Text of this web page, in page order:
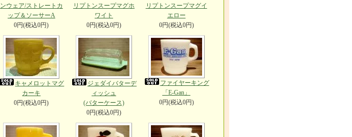
ンウェア/ストレートカ
ップ＆ソーサーA
0円(税込0円)
リプトンスープマグホ
ワイト
0円(税込0円)
リプトンスープマグイ
エロー
0円(税込0円)
キャメロットマグ
カーキ
0円(税込0円)
ジェダイバターデ
ィッシュ
(バターケース)
0円(税込0円)
ファイヤーキング
「E-Gan」
0円(税込0円)